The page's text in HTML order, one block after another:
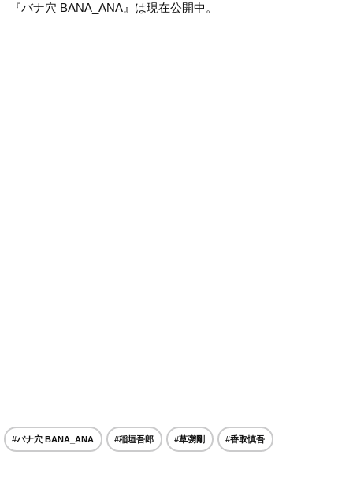
『バナ穴 BANA_ANA』は現在公開中。
#バナ穴 BANA_ANA #稲垣吾郎 #草彅剛 #香取慎吾